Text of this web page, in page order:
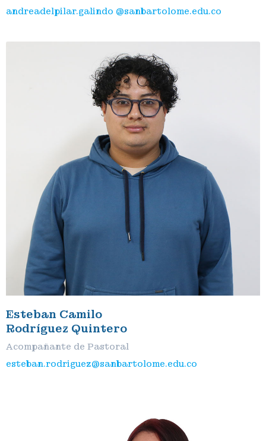
andreadelpilar.galindo @sanbartolome.edu.co
Esteban Camilo
Rodríguez Quintero
Acompañante de Pastoral
esteban.rodriguez@sanbartolome.edu.co